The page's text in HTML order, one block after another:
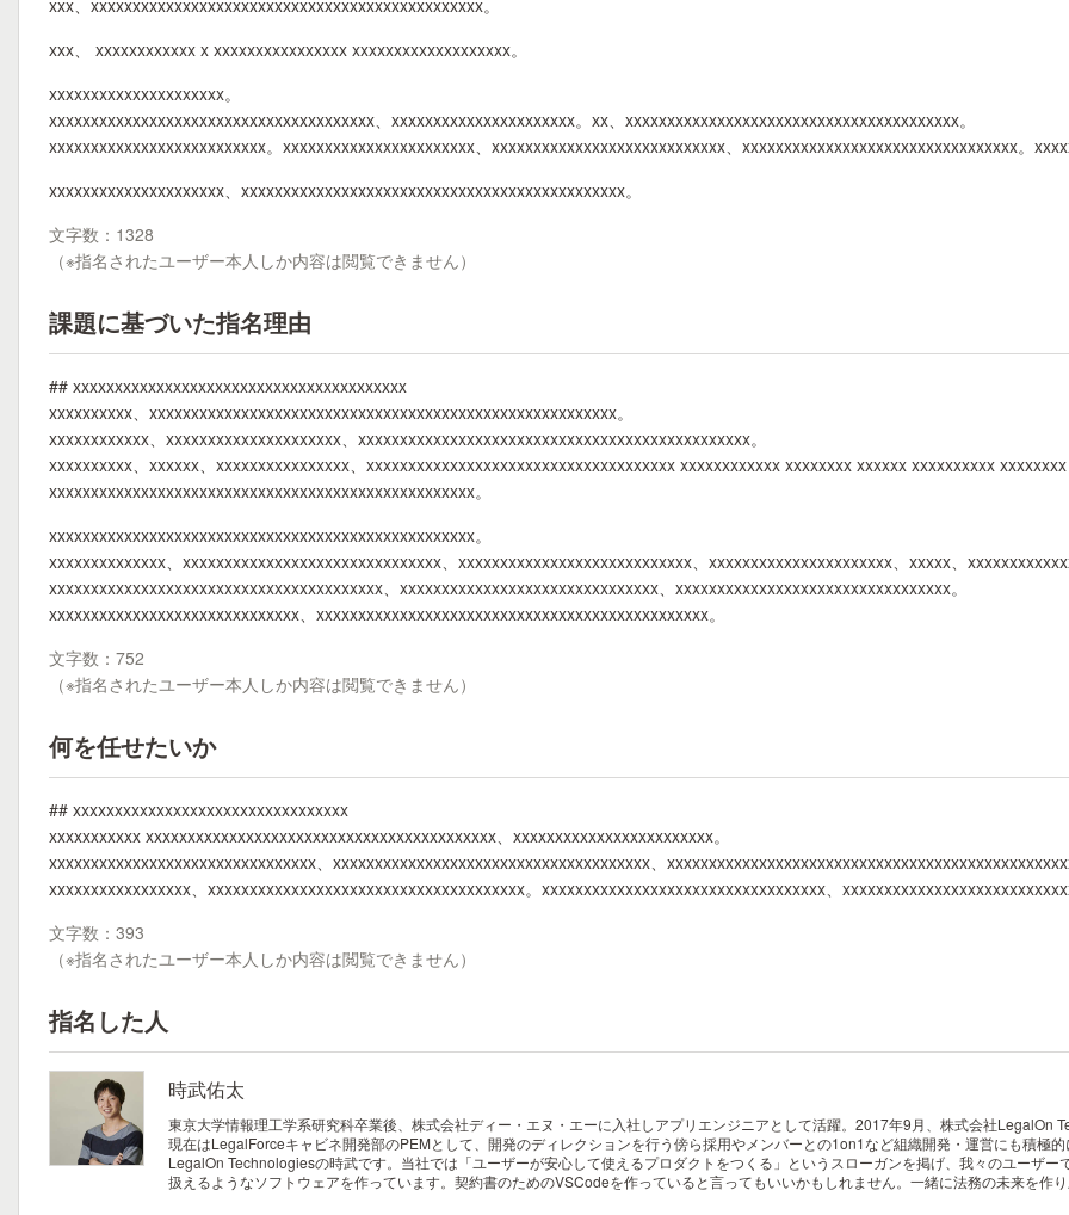
xxx、xxxxxxxxxxxxxxxxxxxxxxxxxxxxxxxxxxxxxxxxxxxxxxx。
xxx、 xxxxxxxxxxxx x xxxxxxxxxxxxxxxx xxxxxxxxxxxxxxxxxxx。
xxxxxxxxxxxxxxxxxxxxx。
xxxxxxxxxxxxxxxxxxxxxxxxxxxxxxxxxxxxxxx、xxxxxxxxxxxxxxxxxxxxxx。xx、xxxxxxxxxxxxxxxxxxxxxxxxxxxxxxxxxxxxxxxx。
xxxxxxxxxxxxxxxxxxxxxxxxxx。xxxxxxxxxxxxxxxxxxxxxxx、xxxxxxxxxxxxxxxxxxxxxxxxxxxx、xxxxxxxxxxxxxxxxxxxxxxxxxxxxxxxxx。
xxxxxxxxxxxxxxxxxxxxx、xxxxxxxxxxxxxxxxxxxxxxxxxxxxxxxxxxxxxxxxxxxxxx。
文字数：1328
（※指名されたユーザー本人しか内容は閲覧できません）
課題に基づいた指名理由
## xxxxxxxxxxxxxxxxxxxxxxxxxxxxxxxxxxxxxxxx
xxxxxxxxxx、xxxxxxxxxxxxxxxxxxxxxxxxxxxxxxxxxxxxxxxxxxxxxxxxxxxxxxxx。
xxxxxxxxxxxx、xxxxxxxxxxxxxxxxxxxxx、xxxxxxxxxxxxxxxxxxxxxxxxxxxxxxxxxxxxxxxxxxxxxxx。
xxxxxxxxxx、xxxxxx、xxxxxxxxxxxxxxxx、xxxxxxxxxxxxxxxxxxxxxxxxxxxxxxxxxxxxx xxxxxxxxxxxx xxxxxxxx xxxxxx xxxxxxxxxx xxxxxxxx
xxxxxxxxxxxxxxxxxxxxxxxxxxxxxxxxxxxxxxxxxxxxxxxxxxx。
xxxxxxxxxxxxxxxxxxxxxxxxxxxxxxxxxxxxxxxxxxxxxxxxxxx。
xxxxxxxxxxxxxx、xxxxxxxxxxxxxxxxxxxxxxxxxxxxxxx、xxxxxxxxxxxxxxxxxxxxxxxxxxxx、xxxxxxxxxxxxxxxxxxxxxx、xxxxx、
xxxxxxxxxxxxxxxxxxxxxxxxxxxxxxxxxxxxxxxx、xxxxxxxxxxxxxxxxxxxxxxxxxxxxxxx、xxxxxxxxxxxxxxxxxxxxxxxxxxxxxxxxx。
xxxxxxxxxxxxxxxxxxxxxxxxxxxxxx、xxxxxxxxxxxxxxxxxxxxxxxxxxxxxxxxxxxxxxxxxxxxxxx。
文字数：752
（※指名されたユーザー本人しか内容は閲覧できません）
何を任せたいか
## xxxxxxxxxxxxxxxxxxxxxxxxxxxxxxxxx
xxxxxxxxxxx xxxxxxxxxxxxxxxxxxxxxxxxxxxxxxxxxxxxxxxxxx、xxxxxxxxxxxxxxxxxxxxxxxx。
xxxxxxxxxxxxxxxxxxxxxxxxxxxxxxxx、xxxxxxxxxxxxxxxxxxxxxxxxxxxxxxxxxxxxxx、
xxxxxxxxxxxxxxxxx、xxxxxxxxxxxxxxxxxxxxxxxxxxxxxxxxxxxxxx。xxxxxxxxxxxxxxxxxxxxxxxxxxxxxxxxxx、
文字数：393
（※指名されたユーザー本人しか内容は閲覧できません）
指名した人
時武佑太
東京大学情報理工学系研究科卒業後、株式会社ディー・エヌ・エーに入社しアプリエンジニアとして活躍。2017年9月、株式会社LegalOn
現在はLegalForceキャビネ開発部のPEMとして、開発のディレクションを行う傍ら採用やメンバーとの1on1など組織開発・運営にも積極的
LegalOn Technologiesの時武です。当社では「ユーザーが安心して使えるプロダクトをつくる」というスローガンを掲げ、我々のユーザ
扱えるようなソフトウェアを作っています。契約書のためのVSCodeを作っていると言ってもいいかもしれません。一緒に法務の未来を作